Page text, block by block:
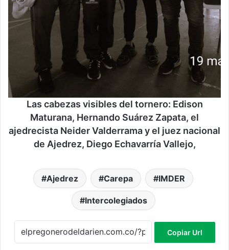
Las cabezas visibles del tornero: Edison
Maturana, Hernando Suárez Zapata, el
ajedrecista Neider Valderrama y el juez nacional
de Ajedrez, Diego Echavarría Vallejo,
Ajedrez Carepa IMDER
Intercolegiados
Copiar Url